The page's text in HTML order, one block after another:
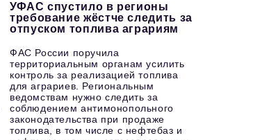
УФАС спустило в регионы
требование жёстче следить за
отпуском топлива аграриям
ФАС России поручила
территориальным органам усилить
контроль за реализацией топлива
для аграриев. Региональным
ведомствам нужно следить за
соблюдением антимонопольного
законодательства при продаже
топлива, в том числе с нефтебаз и